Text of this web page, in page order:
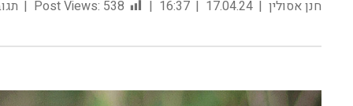
חנן אסולין 17.04.24
16:37
Post Views: 538